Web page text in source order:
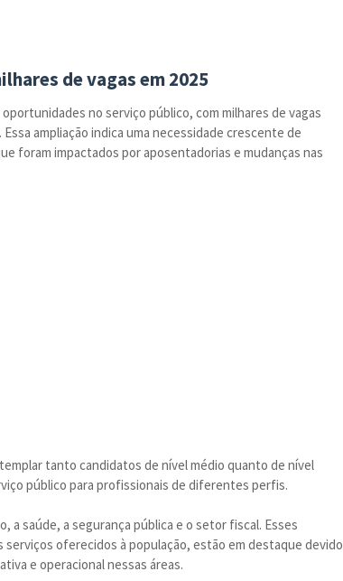
de vagas em 2025
no serviço público, com milhares de vagas
ampliação indica uma necessidade crescente de
foram impactados por aposentadorias e mudanças nas
tanto candidatos de nível médio quanto de nível
público para profissionais de diferentes perfis.
a saúde, a segurança pública e o setor fiscal. Esses
oferecidos à população, estão em destaque devido
e operacional nessas áreas.